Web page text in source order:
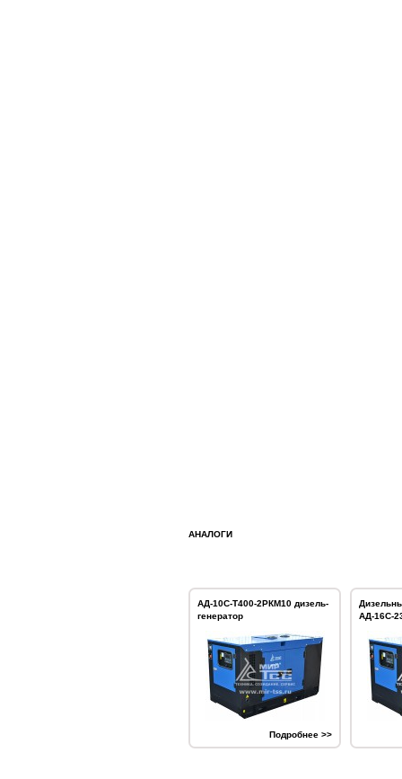
АНАЛОГИ
АД-10С-Т400-2РКМ10 дизель-
генератор
Подробнее >>
АД-16С-